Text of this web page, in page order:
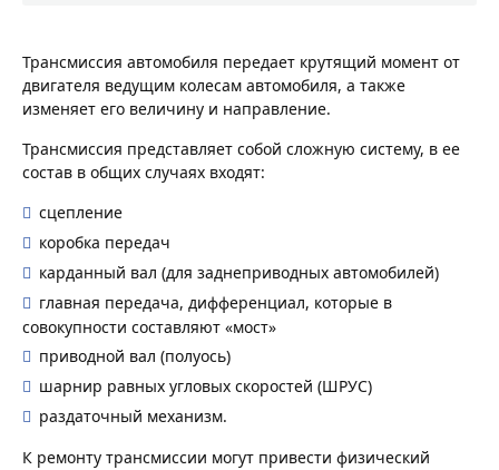
Трансмиссия автомобиля передает крутящий момент от
двигателя ведущим колесам автомобиля, а также
изменяет его величину и направление.
Трансмиссия представляет собой сложную систему, в ее
состав в общих случаях входят:
сцепление
коробка передач
карданный вал (для заднеприводных автомобилей)
главная передача, дифференциал, которые в
совокупности составляют «мост»
приводной вал (полуось)
шарнир равных угловых скоростей (ШРУС)
раздаточный механизм.
К ремонту трансмиссии могут привести физический